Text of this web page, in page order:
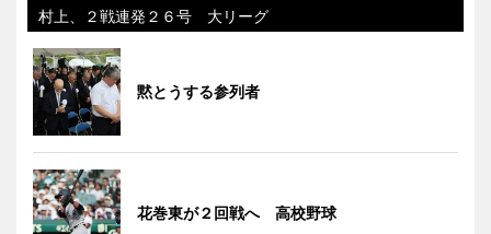
村上、２戦連発２６号 大リーグ
黙とうする参列者
花巻東が２回戦へ 高校野球